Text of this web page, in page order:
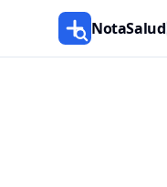
NotaSalud